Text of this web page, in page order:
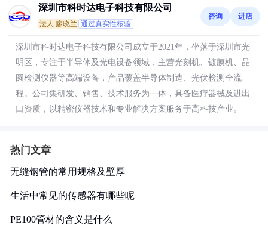
深圳市科时达电子科技有限公司
法人:廖晓兰 通过真实性核验
咨询 进店
深圳市科时达电子科技有限公司成立于2021年，坐落于深圳市光
明区，专注于半导体及光电设备领域，主营光刻机、镀膜机、晶
圆检测仪器等高端设备，产品覆盖半导体制造、光伏检测全流
程。公司集研发、销售、技术服务为一体，具备医疗器械及进出
口资质，以精密仪器技术和专业解决方案服务于高科技产业。
热门文章
无缝钢管的常用规格及壁厚
生活中常见的传感器有哪些呢
PE100管材的含义是什么